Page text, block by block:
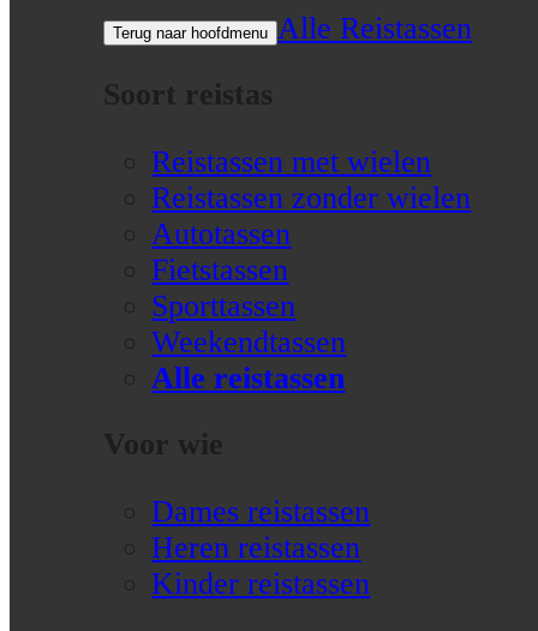
Terug naar hoofdmenu
Alle Reistassen
Soort reistas
Reistassen met wielen
Reistassen zonder wielen
Autotassen
Fietstassen
Sporttassen
Weekendtassen
Alle reistassen
Voor wie
Dames reistassen
Heren reistassen
Kinder reistassen